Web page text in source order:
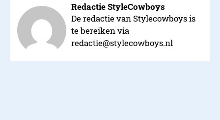
Redactie StyleCowboys
De redactie van Stylecowboys is
te bereiken via
redactie@stylecowboys.nl